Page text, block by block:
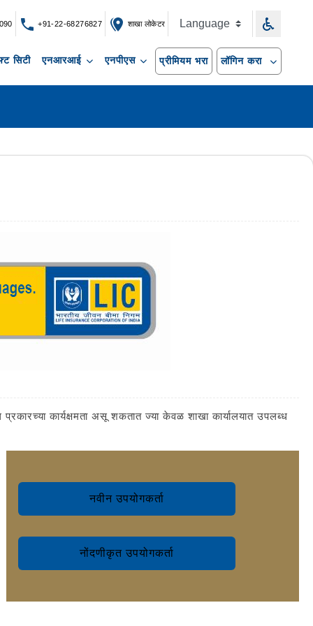
+91-22-68276827 शाखा लोकेटर
सिटी एनआरआई एनपीएस प्रीमियम भरा लॉगिन करा
कार्यक्षमता असू शकतात ज्या केवळ शाखा कार्यालयात उपलब्ध
नवीन उपयोगकर्ता
नोंदणीकृत उपयोगकर्ता